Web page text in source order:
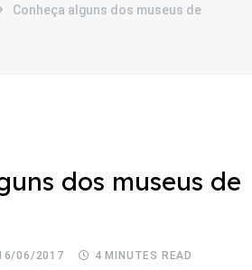
Conheça alguns dos museus de
dos museus de
06/2017 4 MINUTES READ